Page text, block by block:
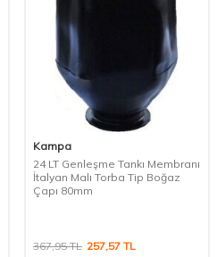
Kampa
24 LT Genleşme Tankı Membranı
İtalyan Malı Torba Tip Boğaz
Çapı 80mm
367,95TL 257,57 TL